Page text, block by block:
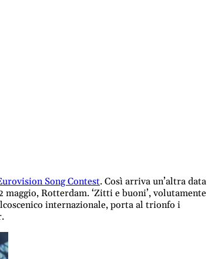
Song Contest. Così arriva un’altra data
Rotterdam. ‘Zitti e buoni’, volutamente
internazionale, porta al trionfo i